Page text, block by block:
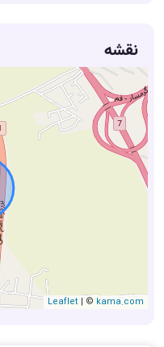
نقشه
Leaflet | © kama.com